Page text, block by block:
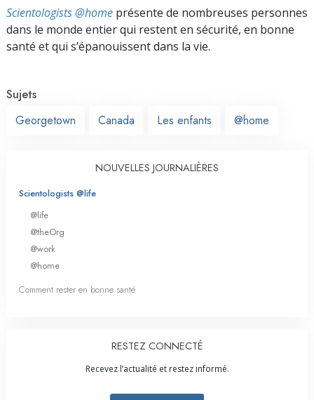
Scientologists @home présente de nombreuses personnes
dans le monde entier qui restent en sécurité, en bonne
santé et qui s’épanouissent dans la vie.
Sujets
Georgetown
Canada Les enfants @home
NOUVELLES JOURNALIÈRES
Scientologists @life
@life
@theOrg
@work
@home
Comment rester en bonne santé
RESTEZ CONNECTÉ
Recevez l’actualité et restez informé.